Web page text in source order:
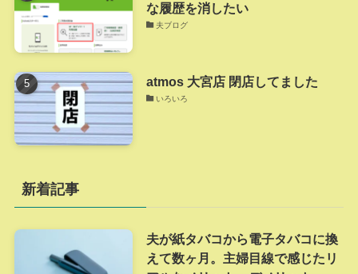
な履歴を消したい
夫ブログ
atmos 大宮店 閉店してました
いろいろ
新着記事
夫が紙タバコから電子タバコに換
えて数ヶ月。主婦目線で感じたリ